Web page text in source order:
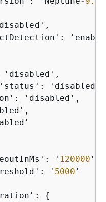
'status':
'disabled',
'
120000 ',
'
5000 '
{